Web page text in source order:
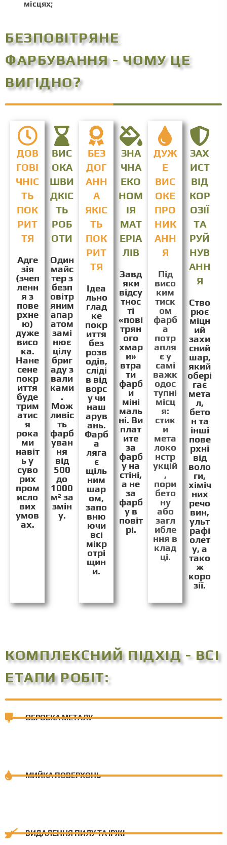
місцях;
БЕЗПОВІТРЯНЕ
ФАРБУВАННЯ - ЧОМУ ЦЕ
ВИГІДНО?
ДОВ
ГОВІ
ЧНІС
ТЬ
ПОК
РИТ
ТЯ
Адге
зія
(зчеп
ленн
я з
пове
рхне
ю)
дуже
висо
ка.
Нане
сене
покр
иття
буде
трим
атис
я
рока
ми
навіт
ь у
суво
рих
пром
исло
вих
умов
ах.
ВИС
ОКА
ШВИ
ДКІС
ТЬ
РОБ
ОТИ
Один
майс
тер з
безп
овітр
яним
апар
атом
замі
нює
цілу
бриг
аду з
вали
ками
.
Мож
ливіс
ть
фарб
уван
ня
від
500
до
1000
м² за
змін
у.
БЕЗ
ДОГ
АНН
А
ЯКІС
ТЬ
ПОК
РИТ
ТЯ
Ідеа
льно
глад
ке
покр
иття
без
розв
одів,
сліді
в від
ворс
у чи
наш
арув
ань.
Фарб
а
ляга
є
щіль
ним
шар
ом,
запо
вню
ючи
всі
мікр
отрі
щин
и.
ЗНА
ЧНА
ЕКО
НОМ
ІЯ
МАТ
ЕРІА
ЛІВ
Завд
яки
відсу
тнос
ті
«пові
трян
ого
хмар
и»
втра
ти
фарб
и
міні
маль
ні. Ви
плат
ите
за
фарб
у на
стіні,
а не
за
фарб
у в
повіт
рі.
ДУЖ
Е
ВИС
ОКЕ
ПРО
НИК
АНН
Я
Під
висо
ким
тиск
ом
фарб
а
потр
апля
є у
самі
важк
одос
тупні
місц
я:
стик
и
мета
локо
нстр
укцій
,
пори
бето
ну
або
загл
ибле
ння в
клад
ці.
ЗАХ
ИСТ
ВІД
КОР
ОЗІЇ
ТА
РУЙ
НУВ
АНН
Я
Ство
рює
міцн
ий
захи
сний
шар,
який
обері
гає
мета
л,
бето
н та
інші
пове
рхні
від
воло
ги,
хіміч
них
речо
вин,
ульт
рафі
олет
у, а
тако
ж
коро
зії.
КОМПЛЕКСНИЙ ПІДХІД - ВСІ
ЕТАПИ РОБІТ:
ОБРОБКА МЕТАЛУ
МИЙКА ПОВЕРХОНЬ
ВИДАЛЕННЯ ПИЛУ ТА ІРЖІ